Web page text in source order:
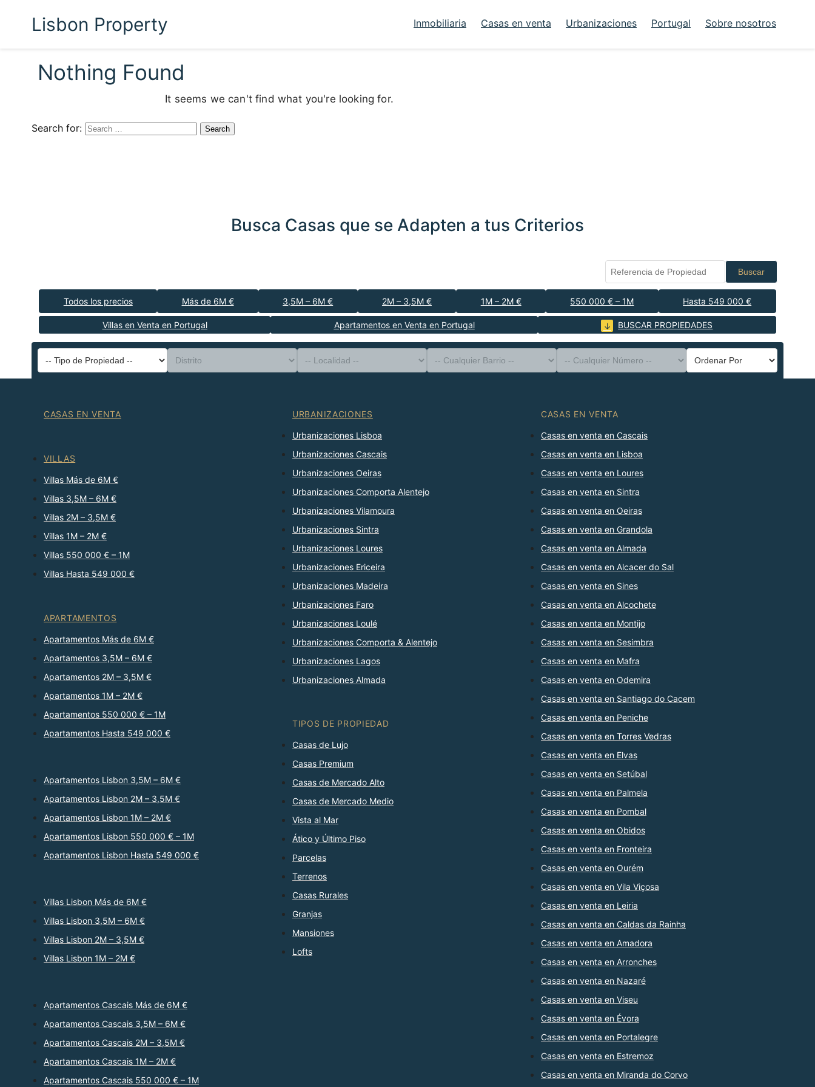
Lisbon Property Inmobiliaria Casas en venta Urbanizaciones Portugal Sobre nosotros
Nothing Found
It seems we can't find what you're looking for.
Search for:
Busca Casas que se Adapten a tus Criterios
Buscar
Todos los precios Más de 6M € 3,5M – 6M € 2M – 3,5M € 1M – 2M € 550 000 € – 1M Hasta 549 000 €
Villas en Venta en Portugal Apartamentos en Venta en Portugal BUSCAR PROPIEDADES
-- Tipo de Propiedad --
Distrito
-- Localidad --
-- Cualquier Barrio --
-- Cualquier Número --
Ordenar Por
CASAS EN VENTA
VILLAS
Villas Más de 6M €
Villas 3,5M – 6M €
Villas 2M – 3,5M €
Villas 1M – 2M €
Villas 550 000 € – 1M
Villas Hasta 549 000 €
APARTAMENTOS
Apartamentos Más de 6M €
Apartamentos 3,5M – 6M €
Apartamentos 2M – 3,5M €
Apartamentos 1M – 2M €
Apartamentos 550 000 € – 1M
Apartamentos Hasta 549 000 €
Apartamentos Lisbon 3,5M – 6M €
Apartamentos Lisbon 2M – 3,5M €
Apartamentos Lisbon 1M – 2M €
Apartamentos Lisbon 550 000 € – 1M
Apartamentos Lisbon Hasta 549 000 €
Villas Lisbon Más de 6M €
Villas Lisbon 3,5M – 6M €
Villas Lisbon 2M – 3,5M €
Villas Lisbon 1M – 2M €
Apartamentos Cascais Más de 6M €
Apartamentos Cascais 3,5M – 6M €
Apartamentos Cascais 2M – 3,5M €
Apartamentos Cascais 1M – 2M €
Apartamentos Cascais 550 000 € – 1M
URBANIZACIONES
Urbanizaciones Lisboa
Urbanizaciones Cascais
Urbanizaciones Oeiras
Urbanizaciones Comporta Alentejo
Urbanizaciones Vilamoura
Urbanizaciones Sintra
Urbanizaciones Loures
Urbanizaciones Ericeira
Urbanizaciones Madeira
Urbanizaciones Faro
Urbanizaciones Loulé
Urbanizaciones Comporta & Alentejo
Urbanizaciones Lagos
Urbanizaciones Almada
TIPOS DE PROPIEDAD
Casas de Lujo
Casas Premium
Casas de Mercado Alto
Casas de Mercado Medio
Vista al Mar
Ático y Último Piso
Parcelas
Terrenos
Casas Rurales
Granjas
Mansiones
Lofts
CASAS EN VENTA
Casas en venta en Cascais
Casas en venta en Lisboa
Casas en venta en Loures
Casas en venta en Sintra
Casas en venta en Oeiras
Casas en venta en Grandola
Casas en venta en Almada
Casas en venta en Alcacer do Sal
Casas en venta en Sines
Casas en venta en Alcochete
Casas en venta en Montijo
Casas en venta en Sesimbra
Casas en venta en Mafra
Casas en venta en Odemira
Casas en venta en Santiago do Cacem
Casas en venta en Peniche
Casas en venta en Torres Vedras
Casas en venta en Elvas
Casas en venta en Setúbal
Casas en venta en Palmela
Casas en venta en Pombal
Casas en venta en Obidos
Casas en venta en Fronteira
Casas en venta en Ourém
Casas en venta en Vila Viçosa
Casas en venta en Leiria
Casas en venta en Caldas da Rainha
Casas en venta en Amadora
Casas en venta en Arronches
Casas en venta en Nazaré
Casas en venta en Viseu
Casas en venta en Évora
Casas en venta en Portalegre
Casas en venta en Estremoz
Casas en venta en Miranda do Corvo